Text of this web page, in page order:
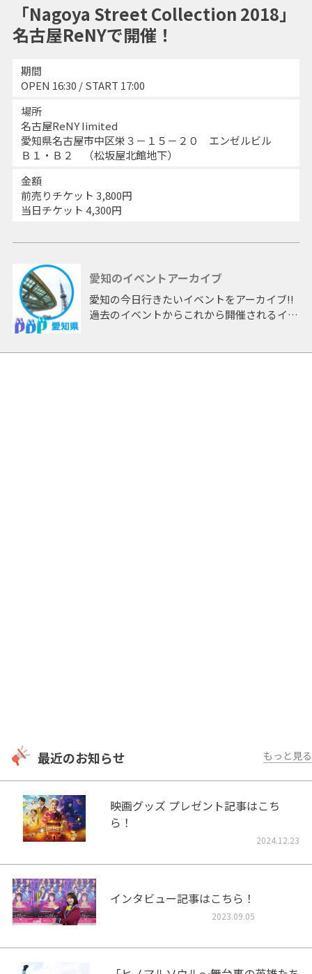
「Nagoya Street Collection 2018」
名古屋ReNYで開催！
期間
OPEN 16:30 / START 17:00
場所
名古屋ReNY Iimited
愛知県名古屋市中区栄３－１５－２０ エンゼルビル
Ｂ１・Ｂ２ （松坂屋北館地下）
金額
前売りチケット 3,800円
当日チケット 4,300円
愛知のイベントアーカイブ
愛知の今日行きたいイベントをアーカイブ!!
過去のイベントからこれから開催されるイベ
最近のお知らせ もっと見る
映画グッズ プレゼント記事はこち
ら！
2024.12.23
インタビュー記事はこちら！
2023.09.05